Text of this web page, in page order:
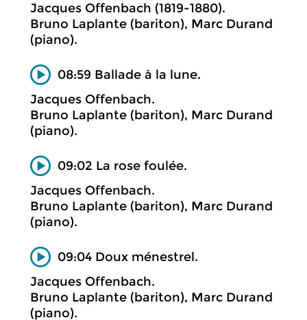
Jacques Offenbach (1819-1880).
Bruno Laplante (bariton), Marc Durand
(piano).
08:59 Ballade à la lune.
Jacques Offenbach.
Bruno Laplante (bariton), Marc Durand
(piano).
09:02 La rose foulée.
Jacques Offenbach.
Bruno Laplante (bariton), Marc Durand
(piano).
09:04 Doux ménestrel.
Jacques Offenbach.
Bruno Laplante (bariton), Marc Durand
(piano).